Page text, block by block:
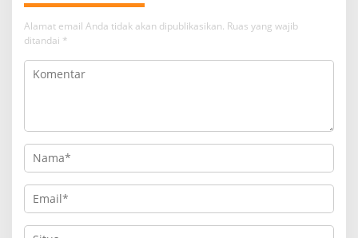
Alamat email Anda tidak akan dipublikasikan. Ruas yang wajib
ditandai *